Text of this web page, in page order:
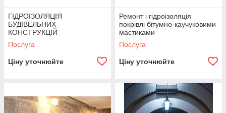
ГІДРОІЗОЛЯЦІЯ
БУДІВЕЛЬНИХ
КОНСТРУКЦІЙ
МАТЕРІАЛАМИ
ПРОНИКАЮЧОЇ ДІЇ
Послуга
Ціну уточнюйте
Ремонт і гідроізоляція
покрівлі бітумно-каучуковими
мастиками
Послуга
Ціну уточнюйте